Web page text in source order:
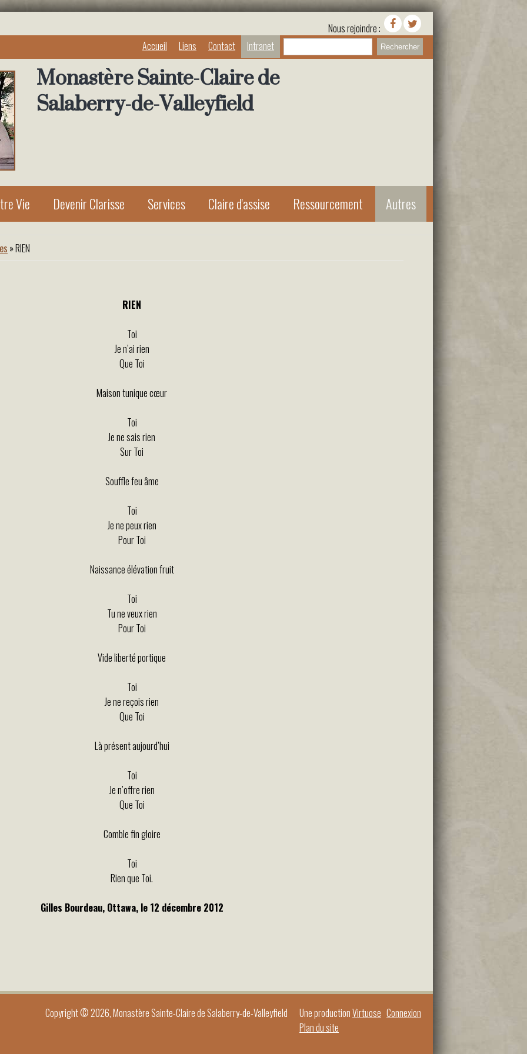
Nous rejoindre :
Rechercher
Accueil Liens Contact Intranet
Monastère Sainte-Claire de
Salaberry-de-Valleyfield
Vie Devenir Clarisse Services Claire d'assise Ressourcement Autres
» RIEN
RIEN
Toi
Je n’ai rien
Que Toi
Maison tunique cœur
Toi
Je ne sais rien
Sur Toi
Souffle feu âme
Toi
Je ne peux rien
Pour Toi
Naissance élévation fruit
Toi
Tu ne veux rien
Pour Toi
Vide liberté portique
Toi
Je ne reçois rien
Que Toi
Là présent aujourd’hui
Toi
Je n’offre rien
Que Toi
Comble fin gloire
Toi
Rien que Toi.
Gilles Bourdeau, Ottawa, le 12 décembre 2012
Copyright © 2026, Monastère Sainte-Claire de Salaberry-de-Valleyfield Une productionVirtuose Connexion
Plan du site